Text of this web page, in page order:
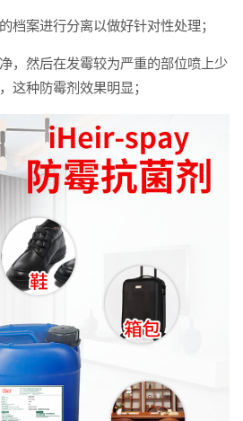
档案进行分离以做好针对性处理；
，然后在发霉较为严重的部位喷上少
，这种防霉剂效果明显；